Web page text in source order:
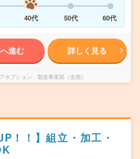
40代 50代 60代
進む 詳しく見る
オプション 製造事業部（全国）
！！】組立・加工・